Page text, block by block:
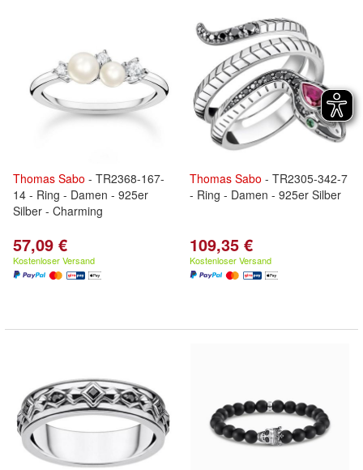
Thomas Sabo - TR2368-167-
14 - Ring - Damen - 925er
Silber - Charming
57,09 €
Kostenloser Versand
Thomas Sabo - TR2305-342-7
- Ring - Damen - 925er Silber
109,35 €
Kostenloser Versand